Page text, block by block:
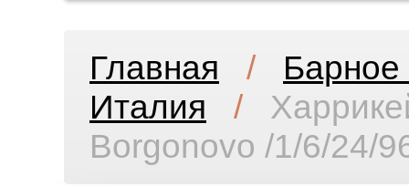
Главная / Барное
Италия /
Borgonovo /1/6/24/